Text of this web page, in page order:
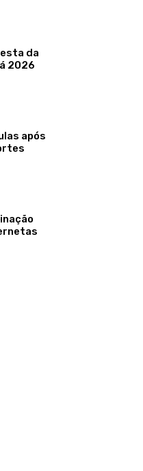
da
2026
após